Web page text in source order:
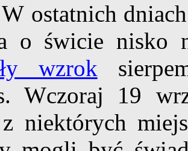
W ostatnich
o świcie nisko
wzrok
Wczoraj 19
niektórych